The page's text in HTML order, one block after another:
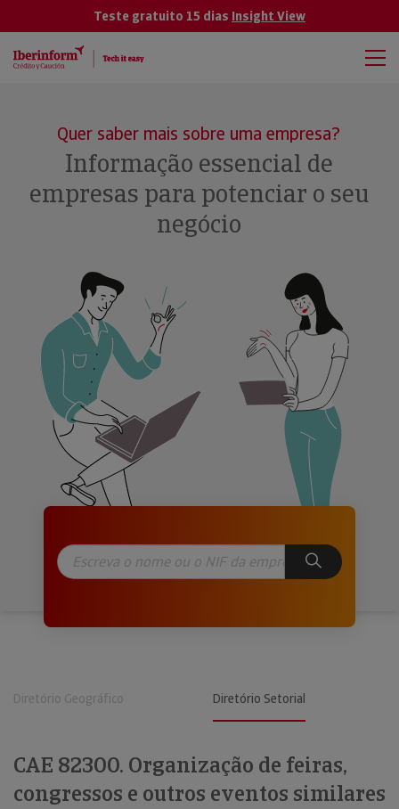
Teste gratuito 15 dias Insight View
Quer saber mais sobre uma empresa?
Informação essencial de
empresas para potenciar o seu
negócio
Diretório Geográfico Diretório Setorial
CAE 82300. Organização de feiras,
congressos e outros eventos similares